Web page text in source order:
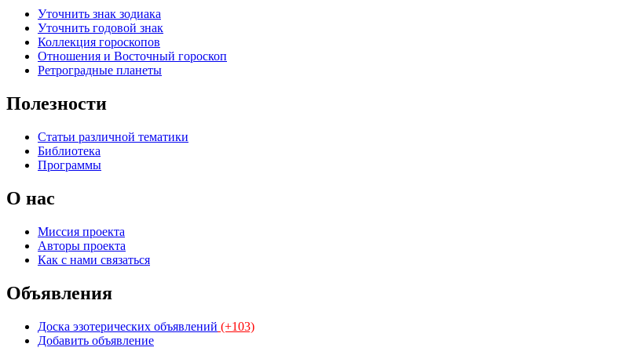
Уточнить знак зодиака
Уточнить годовой знак
Коллекция гороскопов
Отношения и Восточный гороскоп
Ретроградные планеты
Полезности
Статьи различной тематики
Библиотека
Программы
О нас
Миссия проекта
Авторы проекта
Как с нами связаться
Объявления
Доска эзотерических объявлений (+103)
Добавить объявление